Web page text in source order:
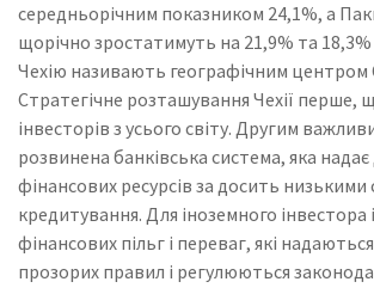
середньорічним показником 24,1%, а
щорічно зростатимуть на 21,9% та 18,3%
Чехію називають географічним центром
Стратегічне розташування Чехії перше,
інвесторів з усього світу. Другим
розвинена банківська система, яка
фінансових ресурсів за досить низькими
кредитування. Для іноземного інвестора
фінансових пільг і переваг, які
прозорих правил і регулюються